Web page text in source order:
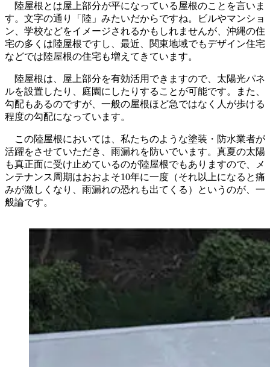
陸屋根とは屋上部分が平になっている屋根のことを言いま
す。文字の通り「陸」みたいだからですね。ビルやマンショ
ン、学校などをイメージされるかもしれませんが、沖縄の住
宅の多くは陸屋根ですし、最近、関東地域でもデザイン住宅
などでは陸屋根の住宅も増えてきています。
陸屋根は、屋上部分を有効活用できますので、太陽光パネ
ルを設置したり、庭園にしたりすることが可能です。また、
勾配もあるのですが、一般の屋根ほど急ではなく人が歩ける
程度の勾配になっています。
この陸屋根においては、私たちのような塗装・防水業者が
活躍をさせていただき、雨漏れを防いでいます。真夏の太陽
も真正面に受け止めているのが陸屋根でもありますので、メ
ンテナンス周期はおおよそ10年に一度（それ以上になると痛
みが激しくなり、雨漏れの恐れも出てくる）というのが、一
般論です。